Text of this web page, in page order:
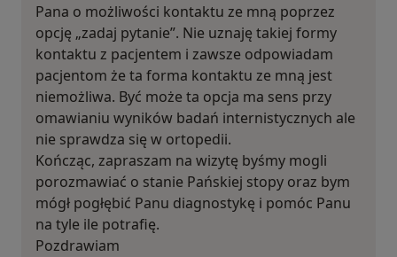
Pana o możliwości kontaktu ze mną poprzez
opcję „zadaj pytanie”. Nie uznaję takiej formy
kontaktu z pacjentem i zawsze odpowiadam
pacjentom że ta forma kontaktu ze mną jest
niemożliwa. Być może ta opcja ma sens przy
omawianiu wyników badań internistycznych ale
nie sprawdza się w ortopedii.
Kończąc, zapraszam na wizytę byśmy mogli
porozmawiać o stanie Pańskiej stopy oraz bym
mógł pogłębić Panu diagnostykę i pomóc Panu
na tyle ile potrafię.
Pozdrawiam